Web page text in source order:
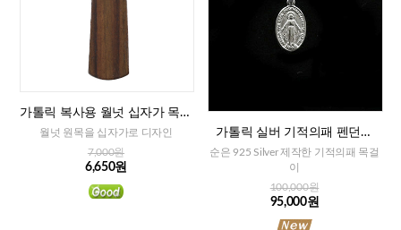
가톨릭 복사용 월넛 십자가 목걸
이
월넛 원목을 십자가로 디자인
7,000원
6,650원
가톨릭 실버 기적의패 펜던트
+목걸이줄
순은 925 Silver 제작한 기적의패 목걸
이
100,000원
95,000원